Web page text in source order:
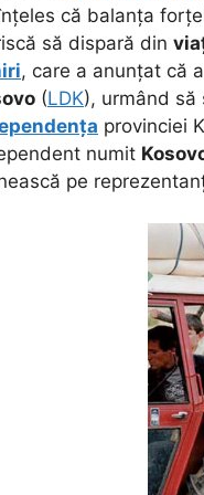
că balanța
să dispară din
, care a anunțat că
(LDK), urmând să
provinciei
numit
pe